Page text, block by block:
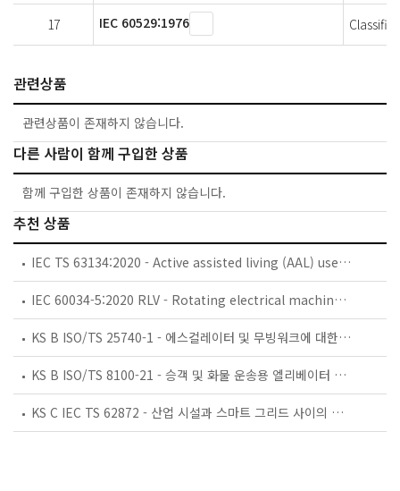
17 IEC 60529:1976
관련상품
관련상품이 존재하지 않습니다.
다른 사람이 함께 구입한 상품
함께 구입한 상품이 존재하지 않습니다.
추천 상품
IEC TS 63134:2020 - Active assisted living (AAL) use cases
IEC 60034-5:2020 RLV - Rotating electrical machines - Part 5: Degrees of protection provided by the integral design of rotating electrical machines (IP code) - Classification
KS B ISO/TS 25740-1 - 에스컬레이터 및 무빙워크에 대한 안전요건 — 제1부: 세계공통 필수 안전요건(GESRs)
KS B ISO/TS 8100-21 - 승객 및 화물 운송용 엘리베이터 —제21부: 세계공통 필수안전요건(GESRs)을 충족하는 세계공통 안전 파라미터(GSPs)
KS C IEC TS 62872 - 산업 시설과 스마트 그리드 사이의 산업 공정 측정, 제어 및 자동화 시스템 인터페이스